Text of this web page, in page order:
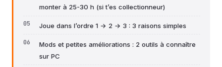
monter à 25-30 h (si t’es collectionneur)
Joue dans l’ordre 1 → 2 → 3 : 3 raisons simples
Mods et petites améliorations : 2 outils à connaître
sur PC